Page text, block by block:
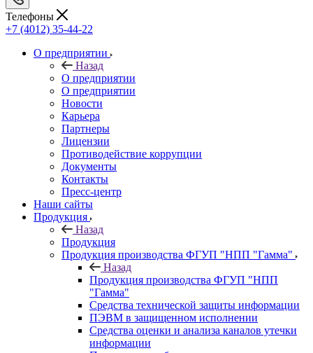
Телефоны
+7 (4012) 35-44-22
О предприятии
Назад
О предприятии
О предприятии
Новости
Карьера
Партнеры
Лицензии
Противодействие коррупции
Документы
Контакты
Пресс-центр
Наши сайты
Продукция
Назад
Продукция
Продукция производства ФГУП "НПП "Гамма"
Назад
Продукция производства ФГУП "НПП
"Гамма"
Средства технической защиты информации
ПЭВМ в защищенном исполнении
Средства оценки и анализа каналов утечки
информации